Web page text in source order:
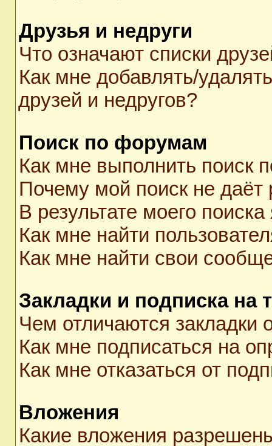
Друзья и недруги
Что означают списки
Как мне добавлять/
друзей и недругов?
Поиск по форумам
Как мне выполнить
Почему мой поиск не даёт
В результате моего
Как мне найти
Как мне найти свои
Закладки и подписка на
Чем отличаются закладки
Как мне подписаться на
Как мне отказаться от
Вложения
Какие вложения